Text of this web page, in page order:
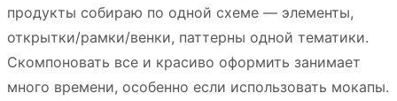
продукты собираю по одной схеме — элементы,
открытки/рамки/венки, паттерны одной тематики.
Скомпоновать все и красиво оформить занимает
много времени, особенно если использовать мокапы.